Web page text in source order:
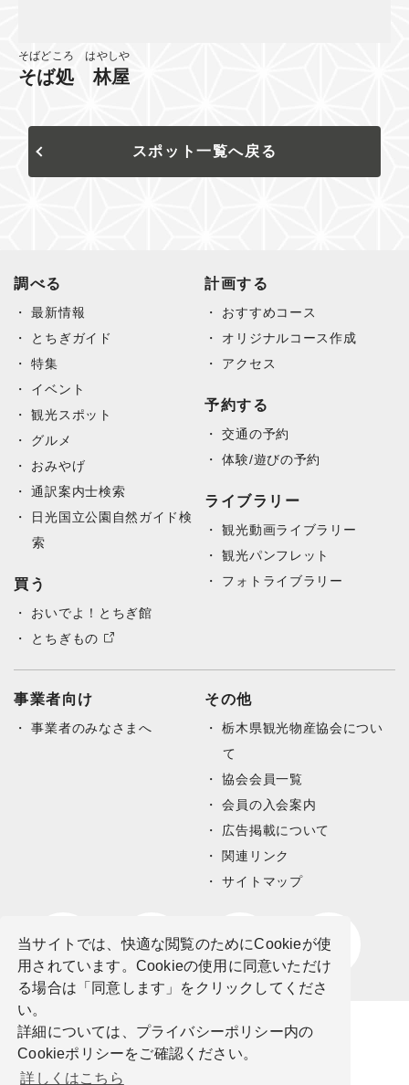
当サイトでは、快適な閲覧のためにCookieが使
用されています。Cookieの使用に同意いただけ
る場合は「同意します」をクリックしてくださ
い。
詳細については、プライバシーポリシー内の
Cookieポリシーをご確認ください。
詳しくはこちら
そばどころ はやしや
そば処 林屋
スポット一覧へ戻る
調べる
最新情報
とちぎガイド
特集
イベント
観光スポット
グルメ
おみやげ
通訳案内士検索
日光国立公園自然ガイド検
索
買う
おいでよ！とちぎ館
とちぎもの
計画する
おすすめコース
オリジナルコース作成
アクセス
予約する
交通の予約
体験/遊びの予約
ライブラリー
観光動画ライブラリー
観光パンフレット
フォトライブラリー
事業者向け
事業者のみなさまへ
その他
栃木県観光物産協会につい
て
協会会員一覧
会員の入会案内
広告掲載について
関連リンク
サイトマップ